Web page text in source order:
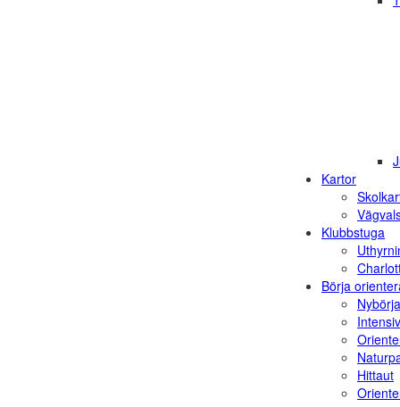
Kartor
Klubbstuga
Börja
Hittaut